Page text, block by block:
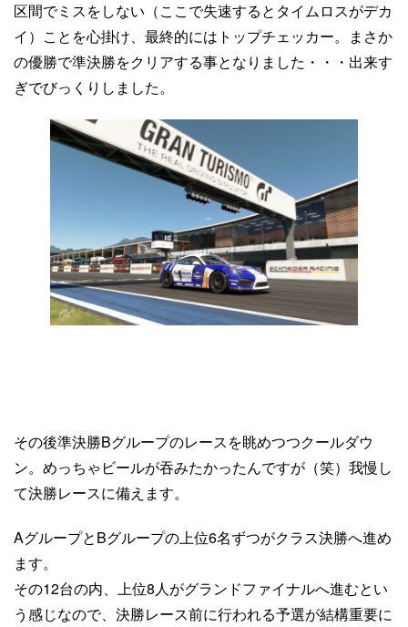
区間でミスをしない（ここで失速するとタイムロスがデカ
イ）ことを心掛け、最終的にはトップチェッカー。まさか
の優勝で準決勝をクリアする事となりました・・・出来す
ぎでびっくりしました。
その後準決勝Bグループのレースを眺めつつクールダウ
ン。めっちゃビールが吞みたかったんですが（笑）我慢し
て決勝レースに備えます。
AグループとBグループの上位6名ずつがクラス決勝へ進め
ます。
その12台の内、上位8人がグランドファイナルへ進むとい
う感じなので、決勝レース前に行われる予選が結構重要に